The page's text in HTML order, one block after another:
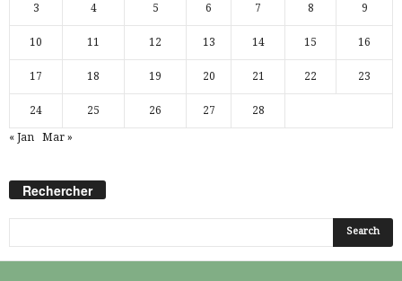
3 4 5 6 7 8 9
10 11 12 13 14 15 16
17 18 19 20 21 22 23
24 25 26 27 28
« Jan Mar »
Rechercher